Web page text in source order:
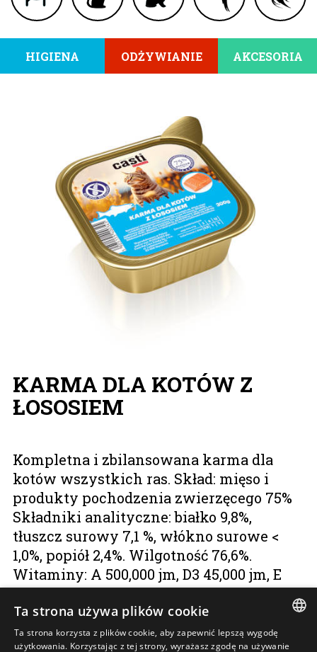
HIGIENA ODŻYWIANIE AKCESORIA
KARMA DLA KOTÓW Z
ŁOSOSIEM
Kompletna i zbilansowana karma dla
kotów wszystkich ras. Skład: mięso i
produkty pochodzenia zwierzęcego 75%
Składniki analityczne: białko 9,8%,
tłuszcz surowy 7,1 %, włókno surowe <
1,0%, popiół 2,4%. Wilgotność 76,6%.
Witaminy: A 500,000 jm, D3 45,000 jm, E
4000 mg, K40 mg. Karma nie zawiera zbóż
ani glutenu.
POLISH
Ta strona używa plików cookie
Ta strona korzysta z plików cookie, aby zapewnić lepszą wygodę
użytkowania. Korzystając z tej strony, wyrażasz zgodę na używanie